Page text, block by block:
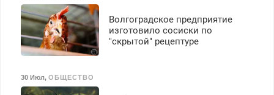
безопасности с з/п до
125000 руб.
Волгоградское предприятие
изготовило сосиски по
"скрытой" рецептуре
30 Июл, ОБЩЕСТВО